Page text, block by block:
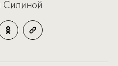
Силиной.